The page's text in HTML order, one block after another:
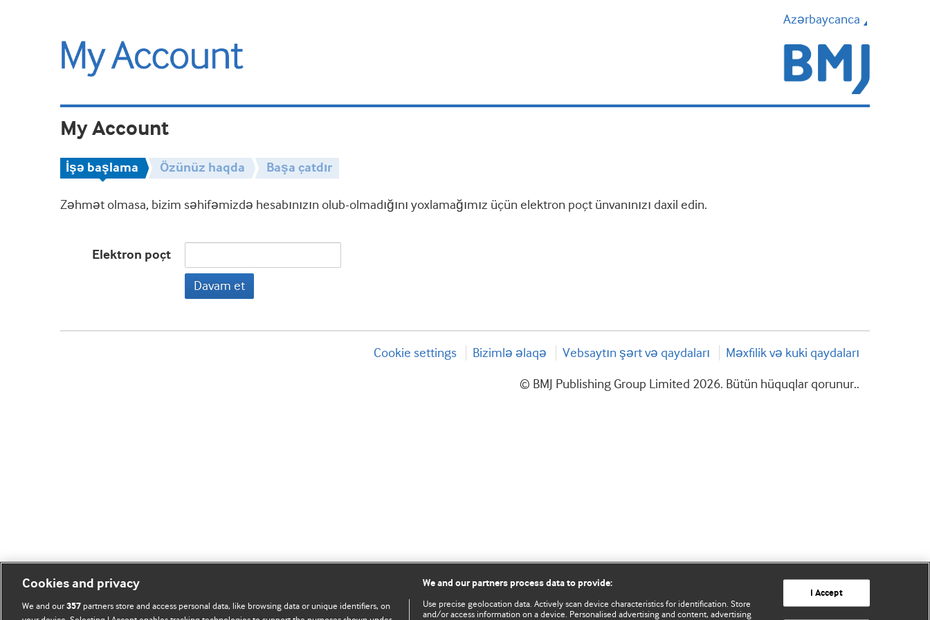
Azərbaycanca
My Account
İşə başlama Özünüz haqda Başa çatdır
Zəhmət olmasa, bizim səhifəmizdə hesabınızın olub-olmadığını yoxlamağımız üçün elektron poçt ünvanınızı daxil edin.
Elektron poçt
Davam et
Cookie settings Bizimlə əlaqə Vebsaytın şərt və qaydaları Məxfilik və kuki qaydaları
© BMJ Publishing Group Limited 2026. Bütün hüquqlar qorunur..
Cookies and privacy
We and our357 partners store and access personal data, like browsing data or unique identifiers, on
We and our partners process data to provide:
Use precise geolocation data. Actively scan device characteristics for identification. Store
and/or access information on a device. Personalised advertising and content, advertising
I Accept